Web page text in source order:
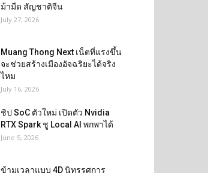
ม้ามืด สัญชาติจีน
July 27, 2026
Muang Thong Next เน็ตที่แรงขึ้น
จะช่วยสร้างเมืองอัจฉริยะได้จริง
ไหม
July 16, 2026
ชิป SoC ตัวใหม่ เปิดตัว Nvidia
RTX Spark ชู Local AI พกพาได้
June 5, 2026
ข้ามเวลาแบบ 4D นิทรรศการ